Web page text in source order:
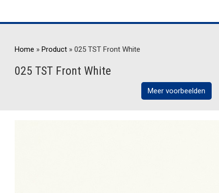
Home » Product » 025 TST Front White
025 TST Front White
Meer voorbeelden